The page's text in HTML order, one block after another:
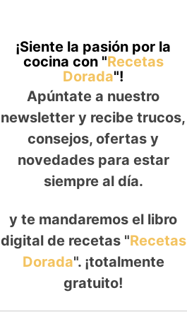
Inicio ALMUERZO
¡Siente la pasión por la
cocina con "Recetas
Dorada"!
Apúntate a nuestro
newsletter y recibe trucos,
consejos, ofertas y
novedades para estar
siempre al día.
y te mandaremos el libro
digital de recetas "Recetas
Dorada". ¡totalmente
gratuito!